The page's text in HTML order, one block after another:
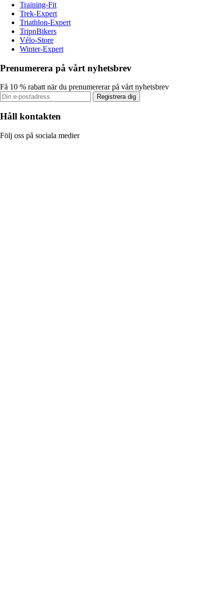
Training-Fit
Trek-Expert
Triathlon-Expert
TripnBikers
Vélo-Store
Winter-Expert
Prenumerera på vårt nyhetsbrev
Få 10 % rabatt när du prenumererar på vårt nyhetsbrev
Registrera dig
Håll kontakten
Följ oss på sociala medier